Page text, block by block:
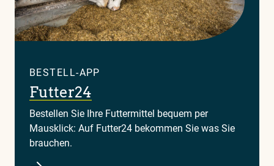
BESTELL-APP
Futter24
Bestellen Sie Ihre Futtermittel bequem per
Mausklick: Auf Futter24 bekommen Sie was Sie
brauchen.